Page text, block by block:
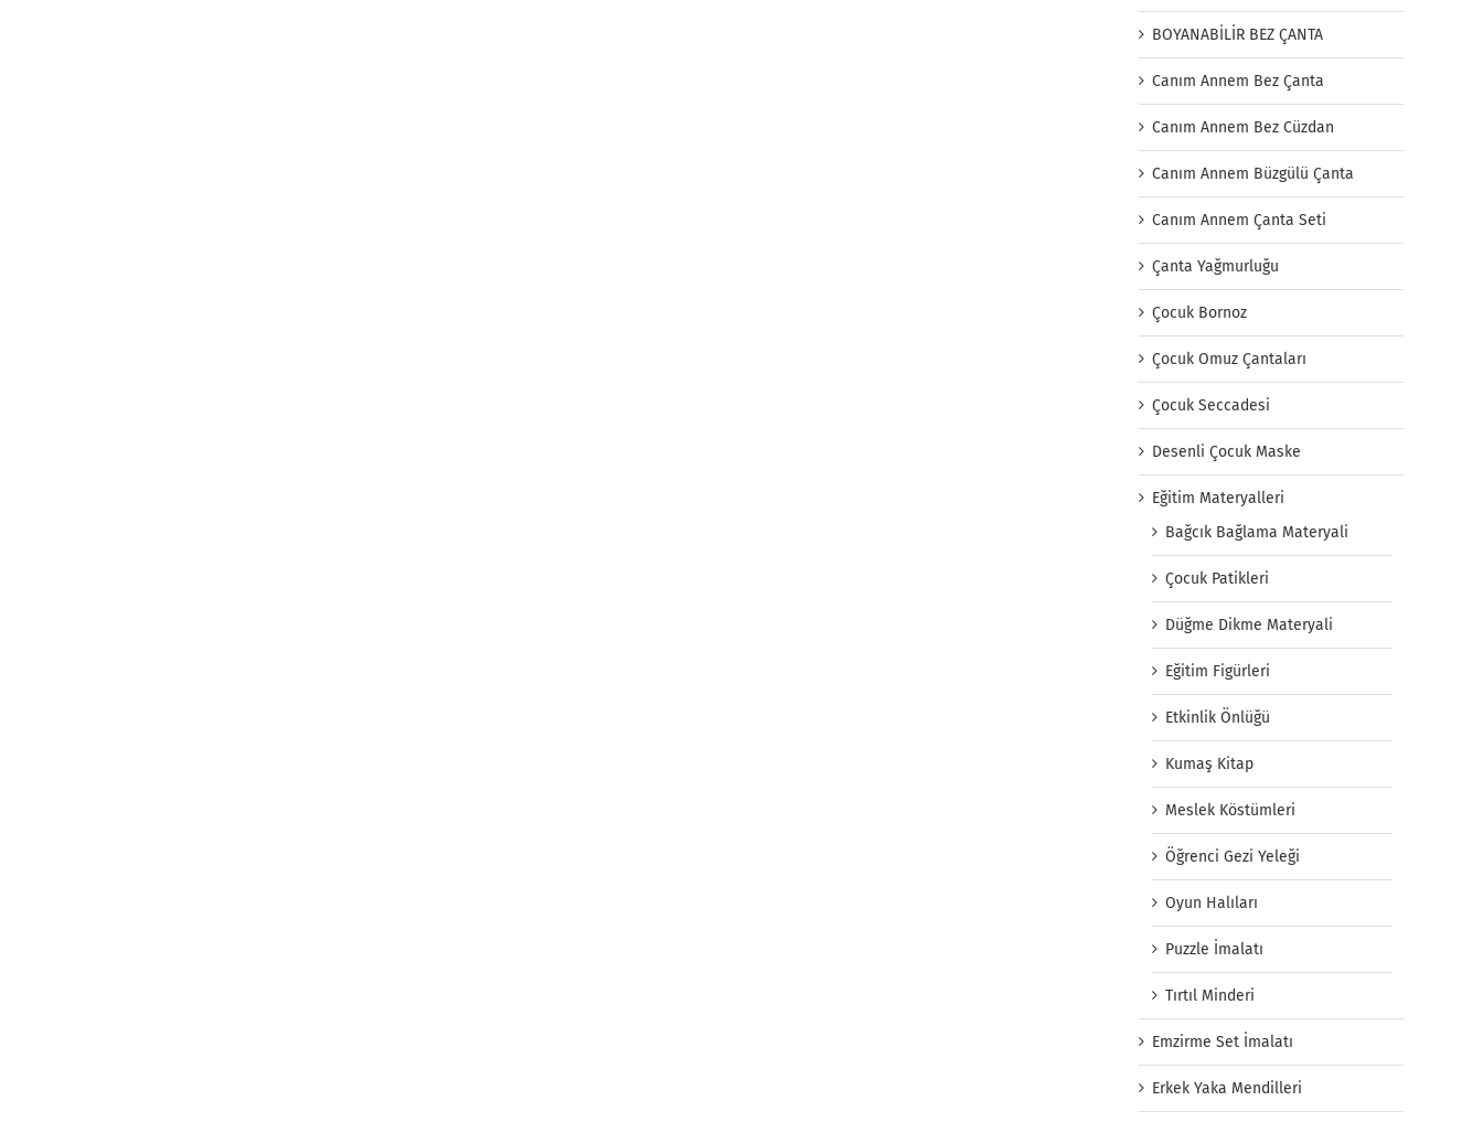
BOYANABİLİR BEZ ÇANTA
Canım Annem Bez Çanta
Canım Annem Bez Cüzdan
Canım Annem Büzgülü Çanta
Canım Annem Çanta Seti
Çanta Yağmurluğu
Çocuk Bornoz
Çocuk Omuz Çantaları
Çocuk Seccadesi
Desenli Çocuk Maske
Eğitim Materyalleri
Bağcık Bağlama Materyali
Çocuk Patikleri
Düğme Dikme Materyali
Eğitim Figürleri
Etkinlik Önlüğü
Kumaş Kitap
Meslek Köstümleri
Öğrenci Gezi Yeleği
Oyun Halıları
Puzzle İmalatı
Tırtıl Minderi
Emzirme Set İmalatı
Erkek Yaka Mendilleri